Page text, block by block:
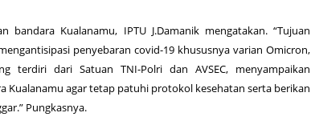
bandara Kualanamu, IPTU J.Damanik mengatakan. “Tujuan
penyebaran covid-19 khususnya varian Omicron,
terdiri dari Satuan TNI-Polri dan AVSEC, menyampaikan
Kualanamu agar tetap patuhi protokol kesehatan serta berikan
Pungkasnya.